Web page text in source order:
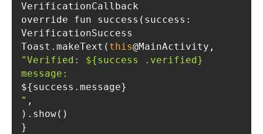
override fun success(success:
Toast.makeText( this
"Verified: ${success .verified}
"